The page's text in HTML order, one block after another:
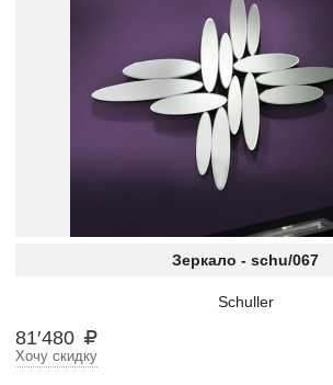
Зеркало - schu/067
Schuller
81′480
Хочу скидку